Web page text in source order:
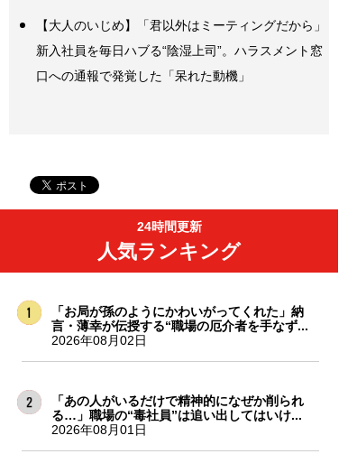
【大人のいじめ】「君以外はミーティングだから」
新入社員を毎日ハブる“陰湿上司”。ハラスメント窓
口への通報で発覚した「呆れた動機」
24時間更新
人気ランキング
「お局が孫のようにかわいがってくれた」納
言・薄幸が伝授する“職場の厄介者を手なず...
2026年08月02日
「あの人がいるだけで精神的になぜか削られ
る…」職場の“毒社員”は追い出してはいけ...
2026年08月01日